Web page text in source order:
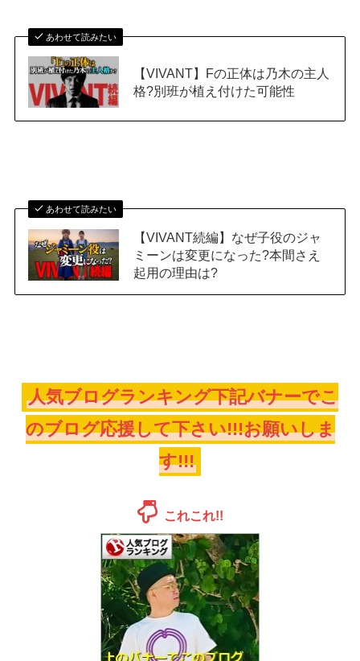
あわせて読みたい
【VIVANT】Fの正体は乃木の主人
格?別班が植え付けた可能性
あわせて読みたい
【VIVANT続編】なぜ子役のジャ
ミーンは変更になった?本間さえ
起用の理由は?
人気ブログランキング下記バナーでこ
のブログ応援して下さい!!!お願いしま
す!!!
これこれ!!